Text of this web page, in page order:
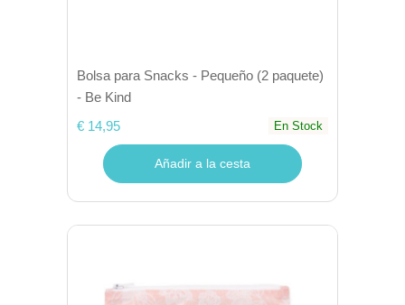
Bolsa para Snacks - Pequeño (2 paquete)
- Be Kind
€ 14,95
En Stock
Añadir a la cesta